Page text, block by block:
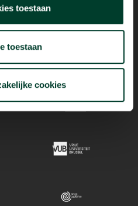
toestaan
toestaan
cookies
dankzij